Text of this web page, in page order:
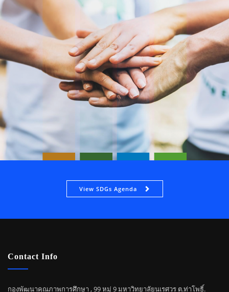
View SDGs Agenda
Contact Info
กองพัฒนาคุณภาพการศึกษา , 99 หมู่ 9 มหาวิทยาลัยนเรศวร ต.ท่าโพธิ์.